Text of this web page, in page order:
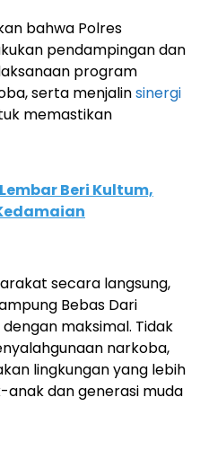
bahwa Polres
pendampingan dan
program
serta menjalinsinergi
memastikan
Beri Kultum,
secara langsung,
Bebas Dari
maksimal. Tidak
narkoba,
lingkungan yang lebih
dan generasi muda